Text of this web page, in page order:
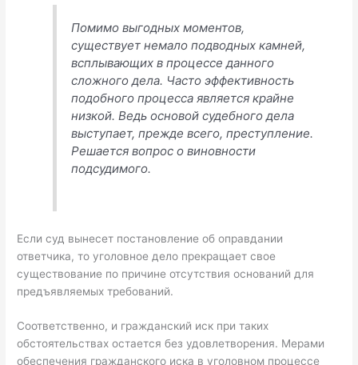
Помимо выгодных моментов,
существует немало подводных камней,
всплывающих в процессе данного
сложного дела. Часто эффективность
подобного процесса является крайне
низкой. Ведь основой судебного дела
выступает, прежде всего, преступление.
Решается вопрос о виновности
подсудимого.
Если суд вынесет постановление об оправдании
ответчика, то уголовное дело прекращает свое
существование по причине отсутствия оснований для
предъявляемых требований.
Соответственно, и гражданский иск при таких
обстоятельствах остается без удовлетворения. Мерами
обеспечения гражданского иска в уголовном процессе